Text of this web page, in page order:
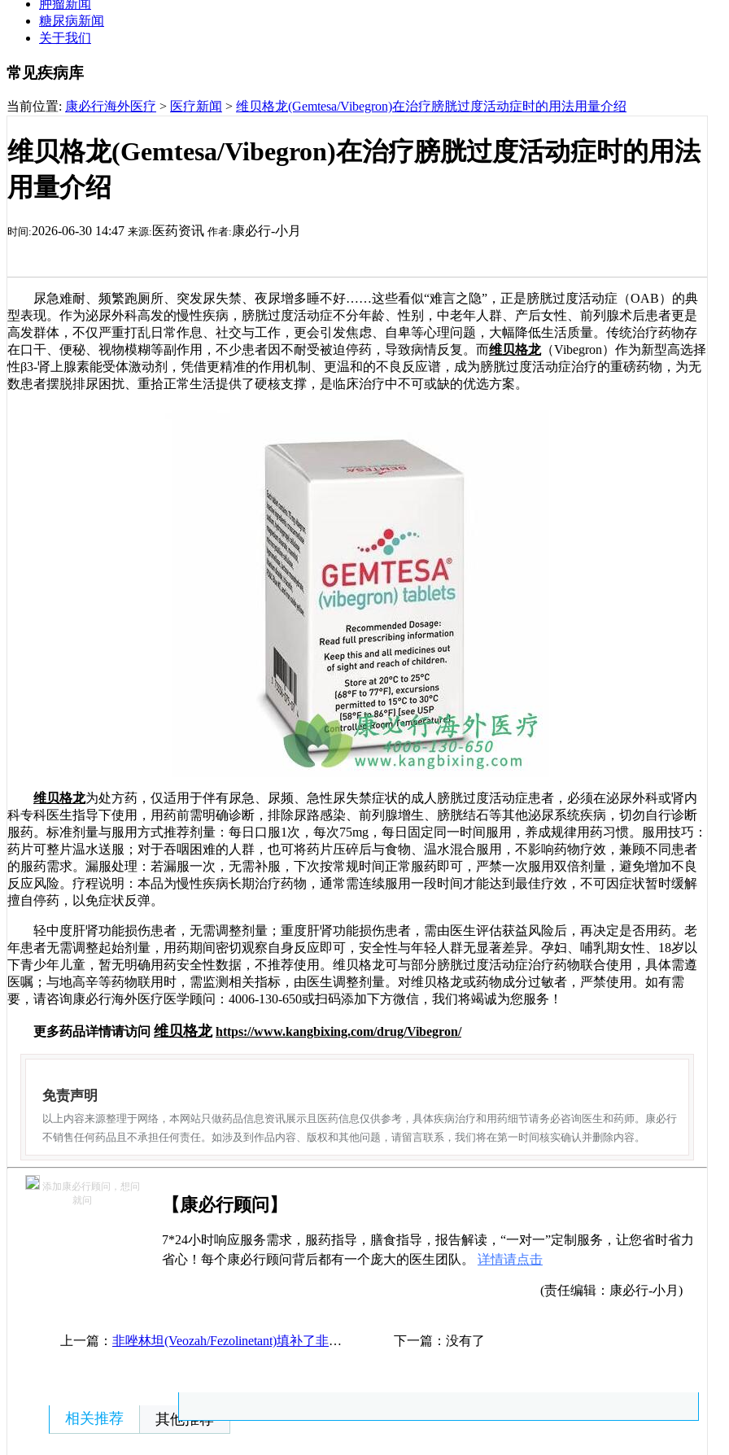
肿瘤新闻
糖尿病新闻
关于我们
常见疾病库
当前位置: 康必行海外医疗 > 医疗新闻 > 维贝格龙(Gemtesa/Vibegron)在治疗膀胱过度活动症时的用法用量介绍
维贝格龙(Gemtesa/Vibegron)在治疗膀胱过度活动症时的用法
用量介绍
时间:2026-06-30 14:47 来源: 医药资讯 作者: 康必行-小月
尿急难耐、频繁跑厕所、突发尿失禁、夜尿增多睡不好……这些看似“难言之隐”，正是膀胱过度活动症（OAB）的典
型表现。作为泌尿外科高发的慢性疾病，膀胱过度活动症不分年龄、性别，中老年人群、产后女性、前列腺术后患者更是
高发群体，不仅严重打乱日常作息、社交与工作，更会引发焦虑、自卑等心理问题，大幅降低生活质量。传统治疗药物存
在口干、便秘、视物模糊等副作用，不少患者因不耐受被迫停药，导致病情反复。而维贝格龙（Vibegron）作为新型高选择
性β3-肾上腺素能受体激动剂，凭借更精准的作用机制、更温和的不良反应谱，成为膀胱过度活动症治疗的重磅药物，为无
数患者摆脱排尿困扰、重拾正常生活提供了硬核支撑，是临床治疗中不可或缺的优选方案。
维贝格龙为处方药，仅适用于伴有尿急、尿频、急性尿失禁症状的成人膀胱过度活动症患者，必须在泌尿外科或肾内
科专科医生指导下使用，用药前需明确诊断，排除尿路感染、前列腺增生、膀胱结石等其他泌尿系统疾病，切勿自行诊断
服药。标准剂量与服用方式推荐剂量：每日口服1次，每次75mg，每日固定同一时间服用，养成规律用药习惯。服用技巧：
药片可整片温水送服；对于吞咽困难的人群，也可将药片压碎后与食物、温水混合服用，不影响药物疗效，兼顾不同患者
的服药需求。漏服处理：若漏服一次，无需补服，下次按常规时间正常服药即可，严禁一次服用双倍剂量，避免增加不良
反应风险。疗程说明：本品为慢性疾病长期治疗药物，通常需连续服用一段时间才能达到最佳疗效，不可因症状暂时缓解
擅自停药，以免症状反弹。
轻中度肝肾功能损伤患者，无需调整剂量；重度肝肾功能损伤患者，需由医生评估获益风险后，再决定是否用药。老
年患者无需调整起始剂量，用药期间密切观察自身反应即可，安全性与年轻人群无显著差异。孕妇、哺乳期女性、18岁以
下青少年儿童，暂无明确用药安全性数据，不推荐使用。维贝格龙可与部分膀胱过度活动症治疗药物联合使用，具体需遵
医嘱；与地高辛等药物联用时，需监测相关指标，由医生调整剂量。对维贝格龙或药物成分过敏者，严禁使用。如有需
要，请咨询康必行海外医疗医学顾问：4006-130-650或扫码添加下方微信，我们将竭诚为您服务！
更多药品详情请访问 维贝格龙 https://www.kangbixing.com/drug/Vibegron/
免责声明
以上内容来源整理于网络，本网站只做药品信息资讯展示且医药信息仅供参考，具体疾病治疗和用药细节请务必咨询医生和药师。康必行
不销售任何药品且不承担任何责任。如涉及到作品内容、版权和其他问题，请留言联系，我们将在第一时间核实确认并删除内容。
添加康必行顾问，想问
就问
【康必行顾问】
7*24小时响应服务需求，服药指导，膳食指导，报告解读，“一对一”定制服务，让您省时省力
省心！每个康必行顾问背后都有一个庞大的医生团队。 详情请点击
(责任编辑：康必行-小月)
上一篇： 非唑林坦(Veozah/Fezolinetant)填补了非激素治疗更年期潮热的临床空白 下一篇：没有了
相关推荐 其他推荐